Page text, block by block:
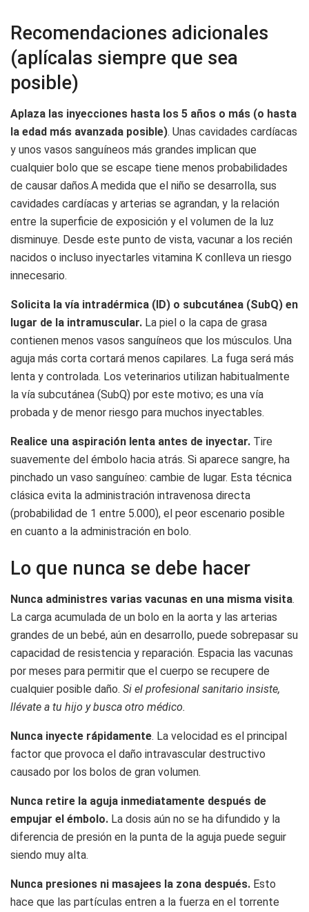
Recomendaciones adicionales
(aplícalas siempre que sea
posible)
Aplaza las inyecciones hasta los 5 años o más (o hasta
la edad más avanzada posible). Unas cavidades cardíacas
y unos vasos sanguíneos más grandes implican que
cualquier bolo que se escape tiene menos probabilidades
de causar daños.A medida que el niño se desarrolla, sus
cavidades cardíacas y arterias se agrandan, y la relación
entre la superficie de exposición y el volumen de la luz
disminuye. Desde este punto de vista, vacunar a los recién
nacidos o incluso inyectarles vitamina K conlleva un riesgo
innecesario.
Solicita la vía intradérmica (ID) o subcutánea (SubQ) en
lugar de la intramuscular. La piel o la capa de grasa
contienen menos vasos sanguíneos que los músculos. Una
aguja más corta cortará menos capilares. La fuga será más
lenta y controlada. Los veterinarios utilizan habitualmente
la vía subcutánea (SubQ) por este motivo; es una vía
probada y de menor riesgo para muchos inyectables.
Realice una aspiración lenta antes de inyectar. Tire
suavemente del émbolo hacia atrás. Si aparece sangre, ha
pinchado un vaso sanguíneo: cambie de lugar. Esta técnica
clásica evita la administración intravenosa directa
(probabilidad de 1 entre 5.000), el peor escenario posible
en cuanto a la administración en bolo.
Lo que nunca se debe hacer
Nunca administres varias vacunas en una misma visita.
La carga acumulada de un bolo en la aorta y las arterias
grandes de un bebé, aún en desarrollo, puede sobrepasar su
capacidad de resistencia y reparación. Espacia las vacunas
por meses para permitir que el cuerpo se recupere de
cualquier posible daño. Si el profesional sanitario insiste,
llévate a tu hijo y busca otro médico.
Nunca inyecte rápidamente. La velocidad es el principal
factor que provoca el daño intravascular destructivo
causado por los bolos de gran volumen.
Nunca retire la aguja inmediatamente después de
empujar el émbolo. La dosis aún no se ha difundido y la
diferencia de presión en la punta de la aguja puede seguir
siendo muy alta.
Nunca presiones ni masajees la zona después. Esto
hace que las partículas entren a la fuerza en el torrente